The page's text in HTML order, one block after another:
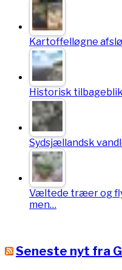
Kartoffelløgne
Historisk
Sydsjællandsk
Væltede træer og
men…
Seneste nyt fra